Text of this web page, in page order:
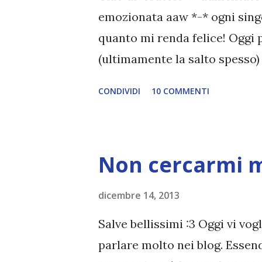
soddisfarla era anche
emozionata aaw *-* ogni
quanto mi renda felice! Oggi
(ultimamente la salto
essere l'unica al mondo :3
loro, ma possono essere
CONDIVIDI 10 COMMENTI
Non cercarmi
dicembre 14, 2013
Salve bellissimi :3 Oggi vi
parlare molto nei blog.